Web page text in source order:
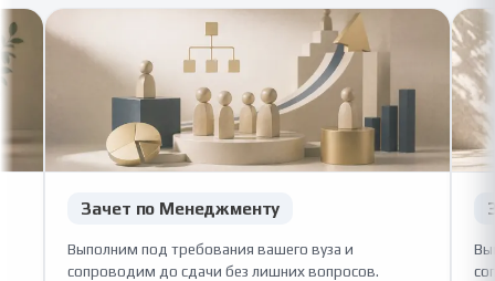
Зачет по Менеджменту
Выполним под требования вашего вуза и
сопроводим до сдачи без лишних вопросов.